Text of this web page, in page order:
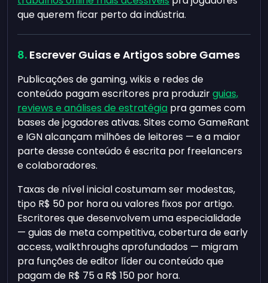
que querem ficar perto da indústria.
Escrever Guias e Artigos sobre Games
Publicações de gaming, wikis e redes de
conteúdo pagam escritores pra produzirguias,
reviews e análises de estratégia pra games com
bases de jogadores ativas. Sites como GameRant
e IGN alcançam milhões de leitores — e a maior
parte desse conteúdo é escrita por freelancers
e colaboradores.
Taxas de nível inicial costumam ser modestas,
tipo R$ 50 por hora ou valores fixos por artigo.
Escritores que desenvolvem uma especialidade
— guias de meta competitiva, cobertura de early
access, walkthroughs aprofundados — migram
pra funções de editor líder ou conteúdo que
pagam de R$ 75 a R$ 150 por hora.